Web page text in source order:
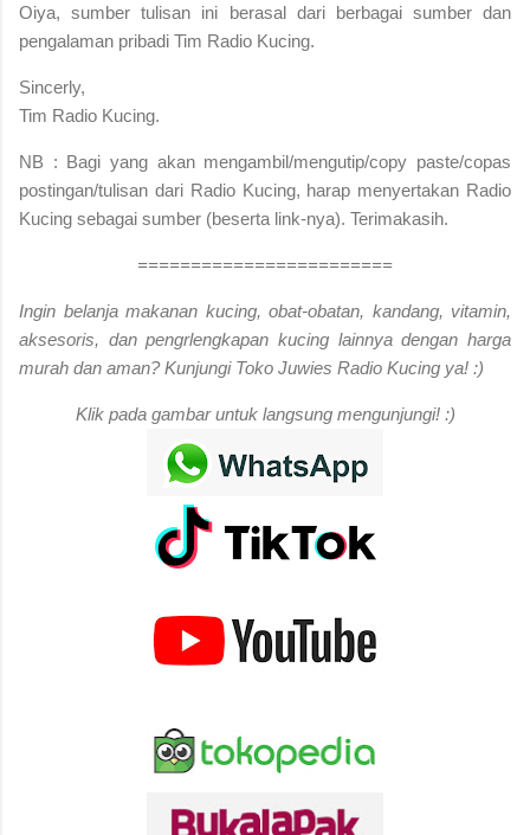
Oiya, sumber tulisan ini berasal dari berbagai sumber dan
pengalaman pribadi Tim Radio Kucing.
Sincerly,
Tim Radio Kucing.
NB : Bagi yang akan mengambil/mengutip/copy paste/copas
postingan/tulisan dari Radio Kucing, harap menyertakan Radio
Kucing sebagai sumber (beserta link-nya). Terimakasih.
========================
Ingin belanja makanan kucing, obat-obatan, kandang, vitamin,
aksesoris, dan pengrlengkapan kucing lainnya dengan harga
murah dan aman? Kunjungi Toko Juwies Radio Kucing ya! :)
Klik pada gambar untuk langsung mengunjungi! :)